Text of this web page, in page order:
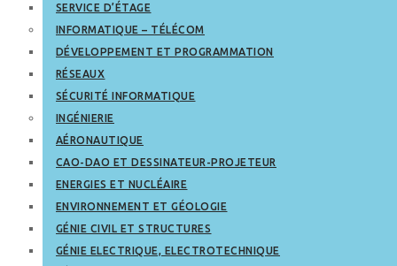
SERVICE D’ÉTAGE
INFORMATIQUE – TÉLÉCOM
DÉVELOPPEMENT ET PROGRAMMATION
RÉSEAUX
SÉCURITÉ INFORMATIQUE
INGÉNIERIE
AÉRONAUTIQUE
CAO-DAO ET DESSINATEUR-PROJETEUR
ENERGIES ET NUCLÉAIRE
ENVIRONNEMENT ET GÉOLOGIE
GÉNIE CIVIL ET STRUCTURES
GÉNIE ELECTRIQUE, ELECTROTECHNIQUE